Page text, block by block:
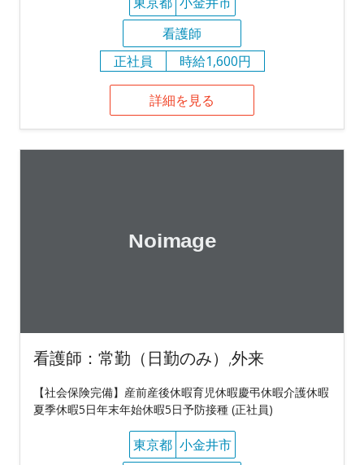
看護師
正社員
時給1,600円
詳細を見る
看護師：常勤（日勤のみ）,外来
【社会保険完備】産前産後休暇育児休暇慶弔休暇介護休暇
夏季休暇5日年末年始休暇5日予防接種 (正社員)
東京都 小金井市